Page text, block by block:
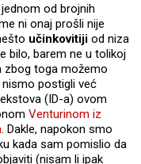
od brojnih
ni onaj prošli nije
učinkovitiji od niza
bilo, barem ne u tolikoj
zbog toga možemo
postigli već
(ID-a) ovom
Venturinom iz
. Dakle, napokon smo
kada sam pomislio da
(nisam li ipak